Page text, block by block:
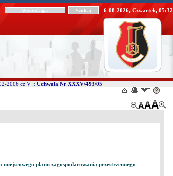
6-08-2026, Czwartek, 05:32
2006 cz V :: Uchwała Nr XXXV/493/05
planu zagospodarowania przestrzennego